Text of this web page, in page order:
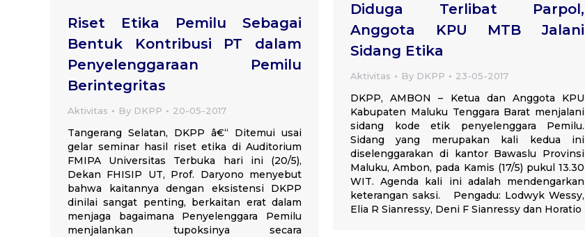
Diduga Terlibat Parpol,
Anggota KPU MTB Jalani
Sidang Etika
Aktivitas By DKPP 23-05-2017
DKPP, AMBON – Ketua dan Anggota KPU
Kabupaten Maluku Tenggara Barat menjalani
sidang kode etik penyelenggara Pemilu.
Sidang yang merupakan kali kedua ini
diselenggarakan di kantor Bawaslu Provinsi
Maluku, Ambon, pada Kamis (17/5) pukul 13.30
WIT. Agenda kali ini adalah mendengarkan
keterangan saksi. Pengadu: Lodwyk Wessy,
Elia R Sianressy, Deni F Sianressy dan Horatio
Riset Etika Pemilu Sebagai
Bentuk Kontribusi PT dalam
Penyelenggaraan Pemilu
Berintegritas
Aktivitas By DKPP 20-05-2017
Tangerang Selatan, DKPP â€“ Ditemui usai
gelar seminar hasil riset etika di Auditorium
FMIPA Universitas Terbuka hari ini (20/5),
Dekan FHISIP UT, Prof. Daryono menyebut
bahwa kaitannya dengan eksistensi DKPP
dinilai sangat penting, berkaitan erat dalam
menjaga bagaimana Penyelenggara Pemilu
menjalankan tupoksinya secara